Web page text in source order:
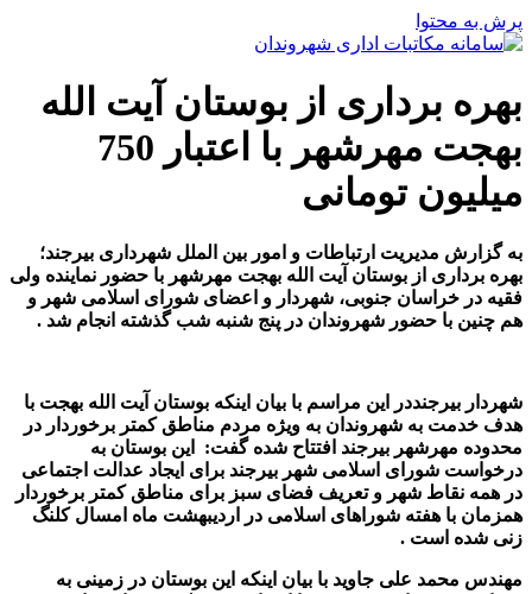
پرش به محتوا
بهره برداری از بوستان آیت الله
بهجت مهرشهر با اعتبار 750
میلیون تومانی
به گزارش مدیریت ارتباطات و امور بین الملل شهرداری بیرجند؛
بهره برداری از بوستان آیت الله بهجت مهرشهر با حضور نماینده ولی
فقیه در خراسان جنوبی، شهردار و اعضای شورای اسلامی شهر و
هم چنین با حضور شهروندان در پنج شنبه شب گذشته انجام شد .
شهردار بیرجنددر این مراسم با بیان اینکه بوستان آیت الله بهجت با
هدف خدمت به شهروندان به ویژه مردم مناطق کمتر برخوردار در
محدوده مهرشهر بیرجند افتتاح شده گفت:
این بوستان به
درخواست شورای اسلامی شهر بیرجند برای ایجاد عدالت اجتماعی
در همه نقاط شهر و تعریف فضای سبز برای مناطق کمتر برخوردار
همزمان با هفته شوراهای اسلامی در اردیبهشت ماه امسال کلنگ
زنی شده است .
مهندس محمد علی جاوید با بیان اینکه این بوستان در زمینی به